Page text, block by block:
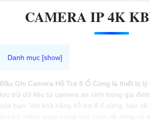
CAMERA IP 4K
Đầu Ghi Camera Hỗ Trợ 8 Ổ Cứng là thiết bị
lưu trữ dữ liệu từ camera an ninh trong gia
của bạn. Với khả năng hỗ trợ 8 ổ cứng, bạn sẽ